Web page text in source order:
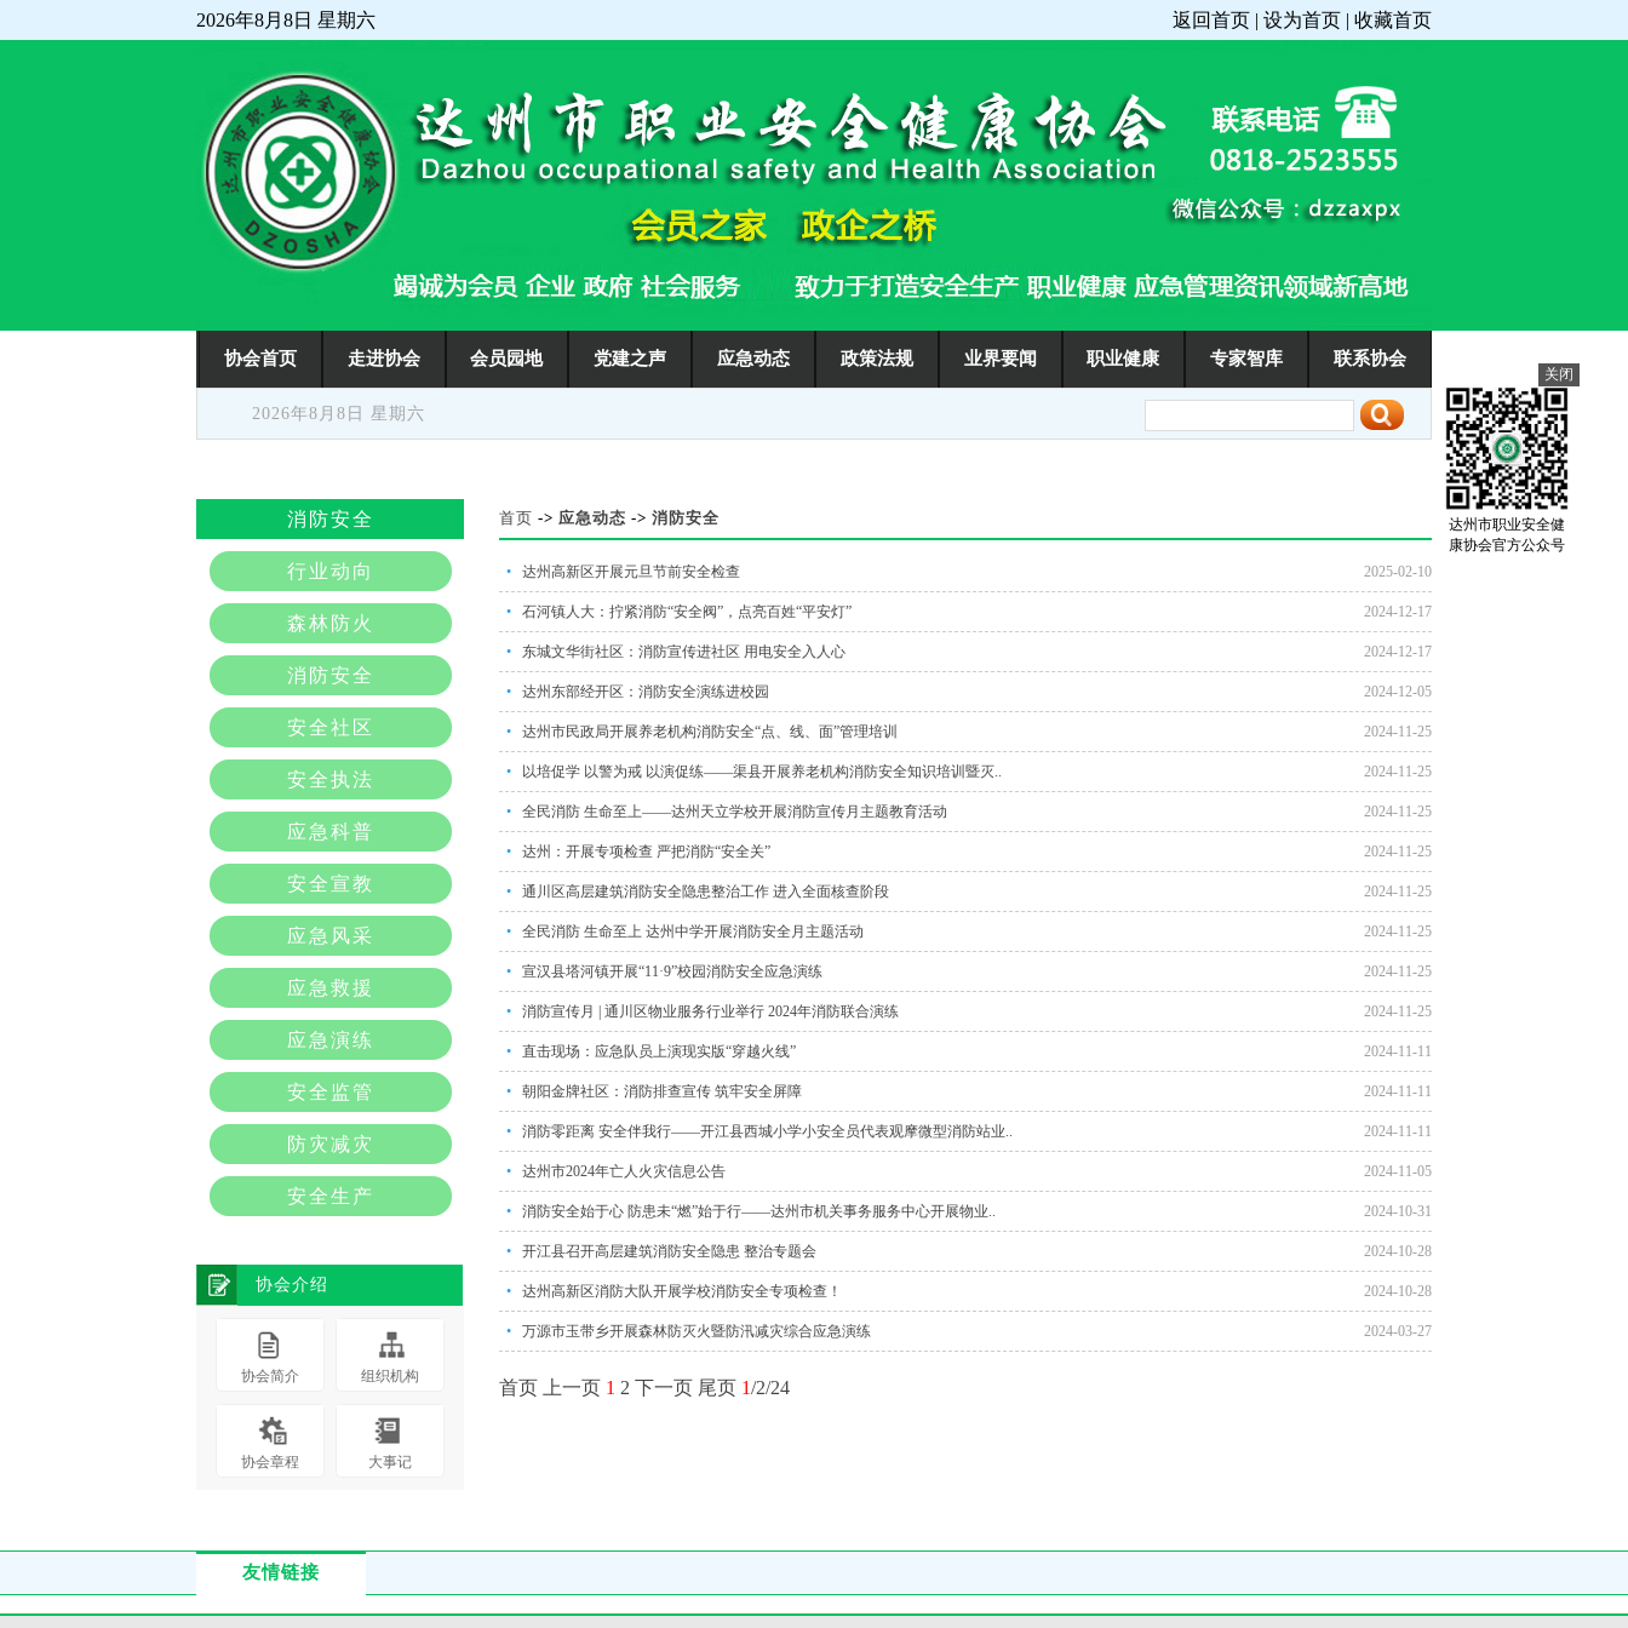
达州市职业安全健
康协会官方公众号
关闭
2026年8月8日 星期六 返回首页 | 设为首页 | 收藏首页
协会首页 走进协会 会员园地 党建之声 应急动态 政策法规 业界要闻 职业健康 专家智库 联系协会
2026年8月8日 星期六
消防安全
行业动向
森林防火
消防安全
安全社区
安全执法
应急科普
安全宣教
应急风采
应急救援
应急演练
安全监管
防灾减灾
安全生产
协会介绍
协会简介 组织机构
协会章程 大事记
首页 -> 应急动态 -> 消防安全
• 达州高新区开展元旦节前安全检查 2025-02-10
• 石河镇人大：拧紧消防“安全阀”，点亮百姓“平安灯” 2024-12-17
• 东城文华街社区：消防宣传进社区 用电安全入人心 2024-12-17
• 达州东部经开区：消防安全演练进校园 2024-12-05
• 达州市民政局开展养老机构消防安全“点、线、面”管理培训 2024-11-25
• 以培促学 以警为戒 以演促练——渠县开展养老机构消防安全知识培训暨灭.. 2024-11-25
• 全民消防 生命至上——达州天立学校开展消防宣传月主题教育活动 2024-11-25
• 达州：开展专项检查 严把消防“安全关” 2024-11-25
• 通川区高层建筑消防安全隐患整治工作 进入全面核查阶段 2024-11-25
• 全民消防 生命至上 达州中学开展消防安全月主题活动 2024-11-25
• 宣汉县塔河镇开展“11·9”校园消防安全应急演练 2024-11-25
• 消防宣传月 | 通川区物业服务行业举行 2024年消防联合演练 2024-11-25
• 直击现场：应急队员上演现实版“穿越火线” 2024-11-11
• 朝阳金牌社区：消防排查宣传 筑牢安全屏障 2024-11-11
• 消防零距离 安全伴我行——开江县西城小学小安全员代表观摩微型消防站业.. 2024-11-11
• 达州市2024年亡人火灾信息公告 2024-11-05
• 消防安全始于心 防患未“燃”始于行——达州市机关事务服务中心开展物业.. 2024-10-31
• 开江县召开高层建筑消防安全隐患 整治专题会 2024-10-28
• 达州高新区消防大队开展学校消防安全专项检查！ 2024-10-28
• 万源市玉带乡开展森林防灭火暨防汛减灾综合应急演练 2024-03-27
首页 上一页 1 2 下一页 尾页 1/2/24
友情链接